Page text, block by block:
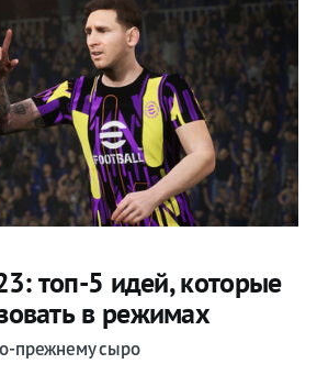
топ-5 идей, которые
в режимах
прежнему сыро